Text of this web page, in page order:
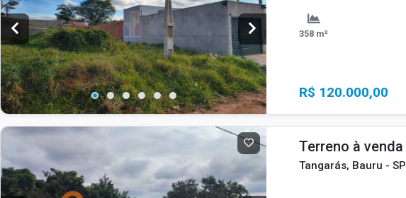
358 m²
R$ 120.000,00
Terreno à venda
Tangarás, Bauru - SP